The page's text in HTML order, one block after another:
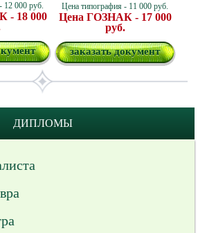
12 000 руб.
- 18 000
Цена типография - 11 000 руб.
Цена ГОЗНАК - 17 000
руб.
заказать документ
ДИПЛОМЫ